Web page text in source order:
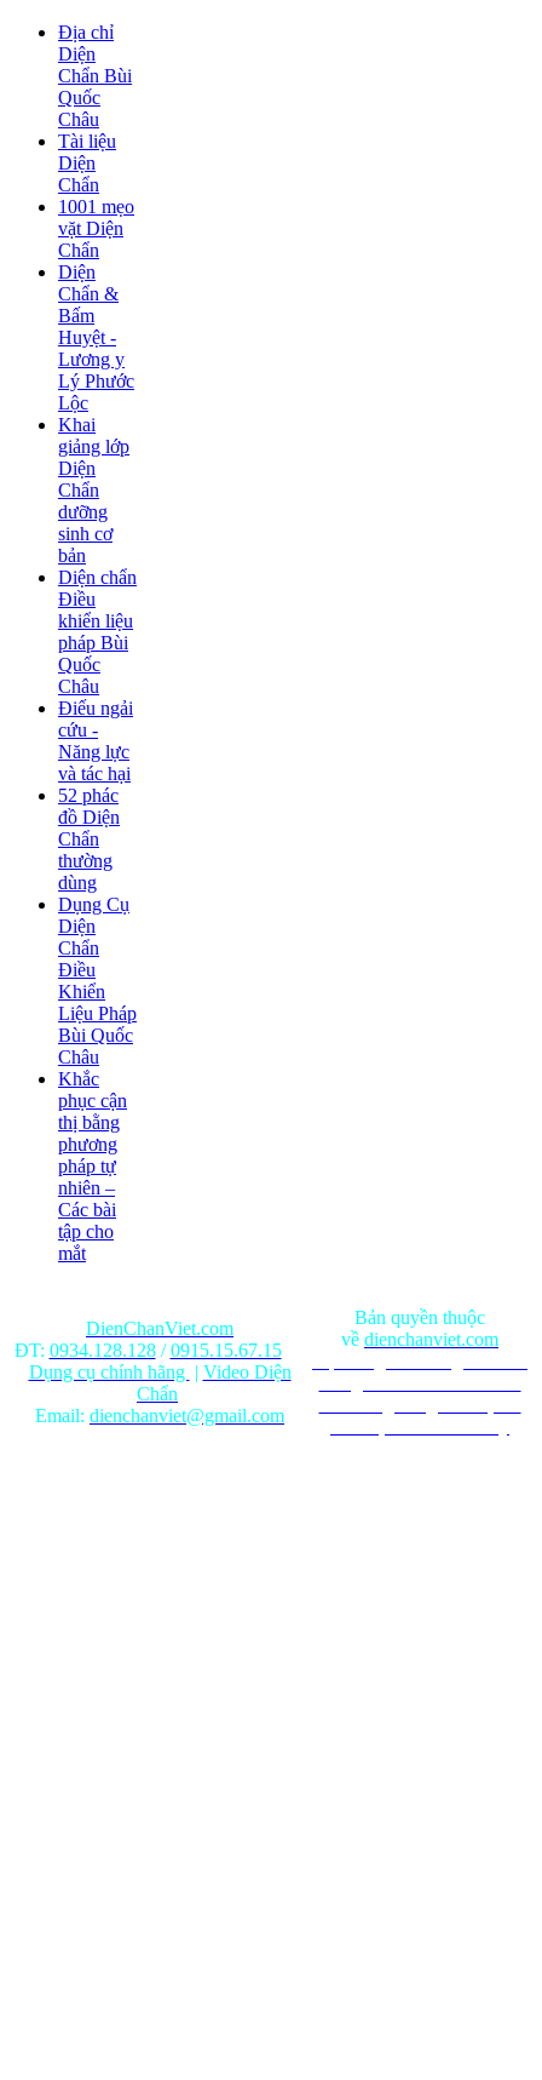
Địa chỉ
Diện
Chẩn Bùi
Quốc
Châu
Tài liệu
Diện
Chẩn
1001 mẹo
vặt Diện
Chẩn
Diện
Chẩn &
Bấm
Huyệt -
Lương y
Lý Phước
Lộc
Khai
giảng lớp
Diện
Chẩn
dưỡng
sinh cơ
bản
Diện chẩn
Điều
khiển liệu
pháp Bùi
Quốc
Châu
Điếu ngải
cứu -
Năng lực
và tác hại
52 phác
đồ Diện
Chẩn
thường
dùng
Dụng Cụ
Diện
Chẩn
Điều
Khiển
Liệu Pháp
Bùi Quốc
Châu
Khắc
phục cận
thị bằng
phương
pháp tự
nhiên –
Các bài
tập cho
mắt
DienChanViet.com
ĐT: 0934.128.128/0915.15.67.15
Dụng cụ chính hãng | Video Diện
Chẩn
Email: dienchanviet@gmail.com
Bản quyền thuộc
về dienchanviet.com